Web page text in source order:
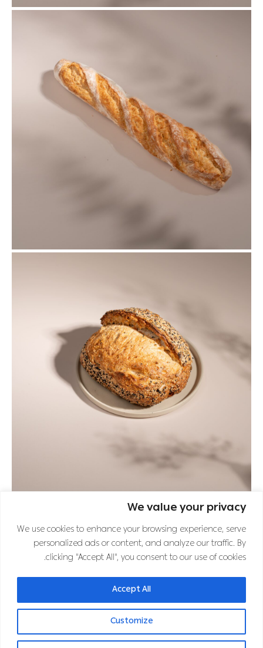
We value your privacy
We use cookies to enhance your browsing experience, serve
personalized ads or content, and analyze our traffic. By
clicking "Accept All", you consent to our use of cookies.
Customize
Accept All
اشترك في نشرتنا الإخبارية
تابعنا على قنوات التواصل الاجتماعي